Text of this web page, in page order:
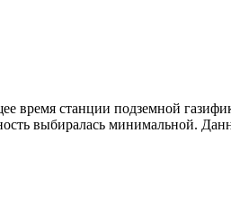
время станции подземной
выбиралась минимальной.